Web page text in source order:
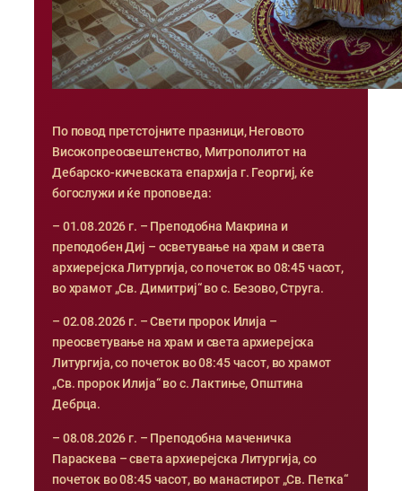
По повод претстојните празници, Неговото
Високопреосвештенство, Митрополитот на
Дебарско-кичевската епархија г. Георгиј, ќе
богослужи и ќе проповеда:
– 01.08.2026 г. – Преподобна Макрина и
преподобен Диј – осветување на храм и света
архиерејска Литургија, со почеток во 08:45 часот,
во храмот „Св. Димитриј“ во с. Безово, Струга.
– 02.08.2026 г. – Свети пророк Илија –
преосветување на храм и света архиерејска
Литургија, со почеток во 08:45 часот, во храмот
„Св. пророк Илија“ во с. Лактиње, Општина
Дебрца.
– 08.08.2026 г. – Преподобна маченичка
Параскева – света архиерејска Литургија, со
почеток во 08:45 часот, во манастирот „Св. Петка“